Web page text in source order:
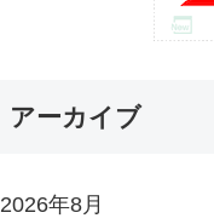
アーカイブ
2026年8月